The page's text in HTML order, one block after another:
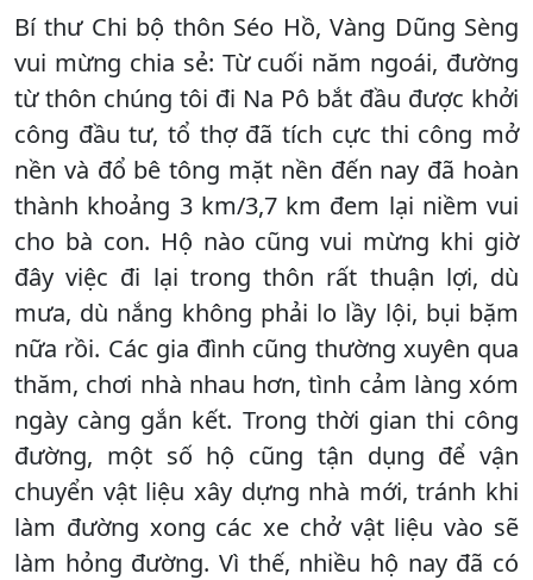
Bí thư Chi bộ thôn Séo Hồ, Vàng Dũng Sèng
vui mừng chia sẻ: Từ cuối năm ngoái, đường
từ thôn chúng tôi đi Na Pô bắt đầu được khởi
công đầu tư, tổ thợ đã tích cực thi công mở
nền và đổ bê tông mặt nền đến nay đã hoàn
thành khoảng 3 km/3,7 km đem lại niềm vui
cho bà con. Hộ nào cũng vui mừng khi giờ
đây việc đi lại trong thôn rất thuận lợi, dù
mưa, dù nắng không phải lo lầy lội, bụi bặm
nữa rồi. Các gia đình cũng thường xuyên qua
thăm, chơi nhà nhau hơn, tình cảm làng xóm
ngày càng gắn kết. Trong thời gian thi công
đường, một số hộ cũng tận dụng để vận
chuyển vật liệu xây dựng nhà mới, tránh khi
làm đường xong các xe chở vật liệu vào sẽ
làm hỏng đường. Vì thế, nhiều hộ nay đã có